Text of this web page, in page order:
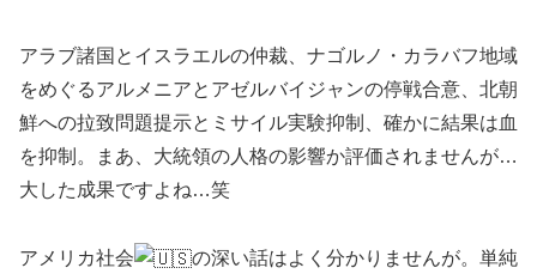
アラブ諸国とイスラエルの仲裁、ナゴルノ・カラバフ地域
をめぐるアルメニアとアゼルバイジャンの停戦合意、北朝
鮮への拉致問題提示とミサイル実験抑制、確かに結果は血
を抑制。まあ、大統領の人格の影響か評価されませんが…
大した成果ですよね…笑
アメリカ社会
の深い話はよく分かりませんが。単純